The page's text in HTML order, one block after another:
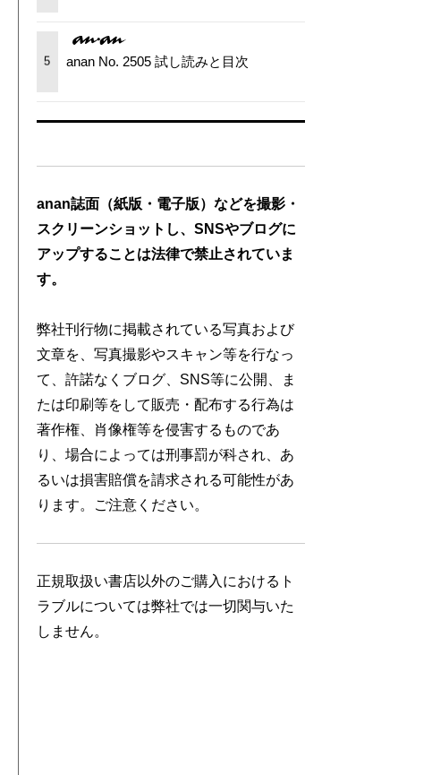
5 anan No. 2505 試し読みと目次
anan誌面（紙版・電子版）などを撮影・
スクリーンショットし、SNSやブログに
アップすることは法律で禁止されていま
す。
弊社刊行物に掲載されている写真および
文章を、写真撮影やスキャン等を行なっ
て、許諾なくブログ、SNS等に公開、ま
たは印刷等をして販売・配布する行為は
著作権、肖像権等を侵害するものであ
り、場合によっては刑事罰が科され、あ
るいは損害賠償を請求される可能性があ
ります。ご注意ください。
正規取扱い書店以外のご購入におけるト
ラブルについては弊社では一切関与いた
しません。